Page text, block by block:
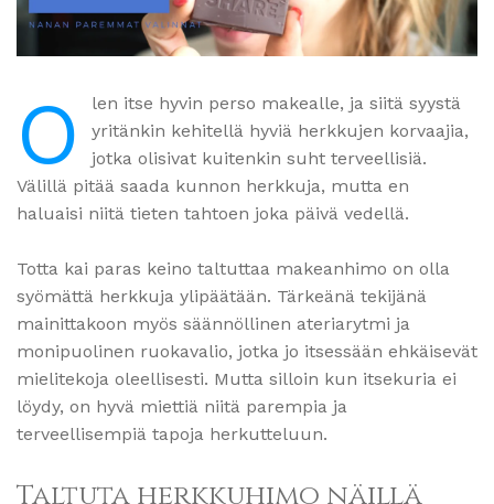
O
len itse hyvin perso makealle, ja siitä syystä
yritänkin kehitellä hyviä herkkujen korvaajia,
jotka olisivat kuitenkin suht terveellisiä.
Välillä pitää saada kunnon herkkuja, mutta en
haluaisi niitä tieten tahtoen joka päivä vedellä.
Totta kai paras keino taltuttaa makeanhimo on olla
syömättä herkkuja ylipäätään. Tärkeänä tekijänä
mainittakoon myös säännöllinen ateriarytmi ja
monipuolinen ruokavalio, jotka jo itsessään ehkäisevät
mielitekoja oleellisesti. Mutta silloin kun itsekuria ei
löydy, on hyvä miettiä niitä parempia ja
terveellisempiä tapoja herkutteluun.
Taltuta herkkuhimo näillä